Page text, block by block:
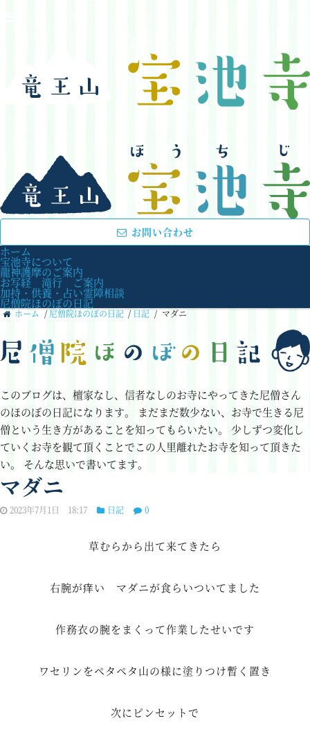
お問い合わせ
ホーム
宝池寺について
龍神護摩のご案内
お写経 滝行 ご案内
加持・供養・占い霊障相談
尼僧院ほのぼの日記
ホーム / 尼僧院ほのぼの日記 / 日記 / マダニ
このブログは、檀家なし、信者なしのお寺にやってきた尼僧さん
のほのぼの日記になります。 まだまだ数少ない、お寺で生きる尼
僧という生き方があることを知ってもらいたい。
少しずつ変化し
ていくお寺を観て頂くことでこの人里離れたお寺を知って頂きた
い。 そんな思いで書いてます。
マダニ
2023年7月1日 18:17 日記 0
草むらから出て来てきたら
右腕が痒い マダニが食らいついてました
作務衣の腕をまくって作業したせいです
ワセリンをペタペタ山の様に塗りつけ暫く置き
次にピンセットで